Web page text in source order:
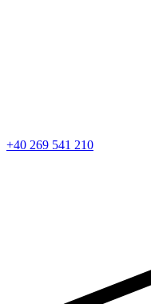
+40 269 541 210